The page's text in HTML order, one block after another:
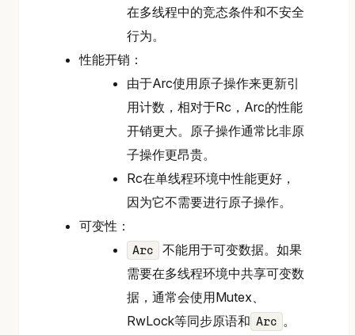
在多线程中的竞态条件和不安全
行为。
性能开销：
由于Arc使用原子操作来更新引
用计数，相对于Rc，Arc的性能
开销更大。原子操作通常比非原
子操作更昂贵。
Rc在单线程环境中性能更好，
因为它不需要进行原子操作。
可变性：
Arc
不能用于可变数据。如果
需要在多线程环境中共享可变数
据，通常会使用Mutex、
RwLock等同步原语和 Arc 。